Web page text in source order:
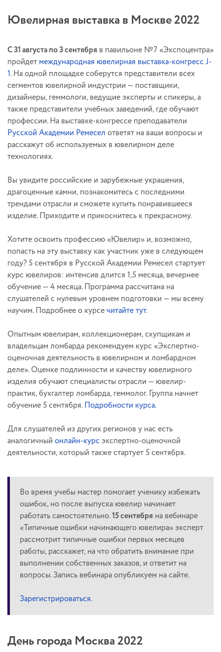
Ювелирная выставка в Москве 2022
С 31 августа по 3 сентября в павильоне №7 «Экспоцентра»
пройдет международная ювелирная выставка-конгресс J-
1. На одной площадке соберутся представители всех
сегментов ювелирной индустрии — поставщики,
дизайнеры, геммологи, ведущие эксперты и спикеры, а
также представители учебных заведений, где обучают
профессии. На выставке-конгрессе преподаватели
Русской Академии Ремесел ответят на ваши вопросы и
расскажут об используемых в ювелирном деле
технологиях.
Вы увидите российские и зарубежные украшения,
драгоценные камни, познакомитесь с последними
трендами отрасли и сможете купить понравившееся
изделие. Приходите и прикоснитесь к прекрасному.
Хотите освоить профессию «Ювелир» и, возможно,
попасть на эту выставку как участник уже в следующем
году? 5 сентября в Русской Академии Ремесел стартует
курс ювелиров: интенсив длится 1,5 месяца, вечернее
обучение — 4 месяца. Программа рассчитана на
слушателей с нулевым уровнем подготовки — мы всему
научим. Подробнее о курсечитайте тут.
Опытным ювелирам, коллекционерам, скупщикам и
владельцам ломбарда рекомендуем курс «Экспертно-
оценочная деятельность в ювелирном и ломбардном
деле». Оценке подлинности и качеству ювелирного
изделия обучают специалисты отрасли — ювелир-
практик, бухгалтер ломбарда, геммолог. Группа начнет
обучение 5 сентября.Подробности курса.
Для слушателей из других регионов у нас есть
аналогичный онлайн-курсэкспертно-оценочной
деятельности, который также стартует 5 сентября.
Во время учебы мастер помогает ученику избежать
ошибок, но после выпуска ювелир начинает
работать самостоятельно.15 сентября на вебинаре
«Типичные ошибки начинающего ювелира» эксперт
рассмотрит типичные ошибки первых месяцев
работы, расскажет, на что обратить внимание при
выполнении собственных заказов, и ответит на
вопросы. Запись вебинара опубликуем на сайте.
Зарегистрироваться.
День города Москва 2022